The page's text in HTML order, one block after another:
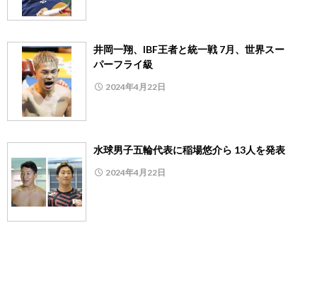
井岡一翔、IBF王者と統一戦 7月、世界スー
パーフライ級
2024年4月22日
水球男子五輪代表に稲場悠介ら 13人を発表
2024年4月22日